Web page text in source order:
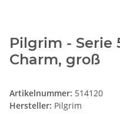
Pilgrim - Serie
Charm, groß
Artikelnummer: 514120
Hersteller: Pilgrim